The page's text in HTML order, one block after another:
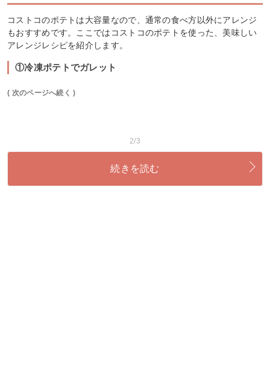
コストコのポテトは大容量なので、通常の食べ方以外にアレンジ
もおすすめです。ここではコストコのポテトを使った、美味しい
アレンジレシピを紹介します。
①冷凍ポテトでガレット
( 次のページへ続く )
2/3
続きを読む